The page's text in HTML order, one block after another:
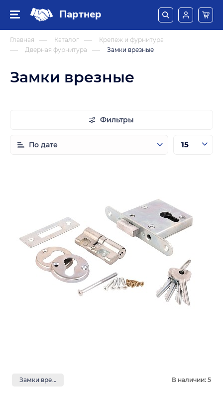
Партнер
Главная Каталог
Крепеж и фурнитура
Дверная фурнитура
Замки врезные
Замки врезные
Фильтры
Замки врезные В наличии: 5